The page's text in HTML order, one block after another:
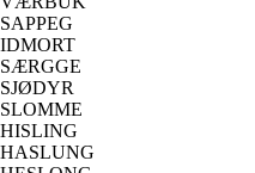
SAPPEG
IDMORT
SÆRGGE
SJØDYR
SLOMME
HISLING
HASLUNG